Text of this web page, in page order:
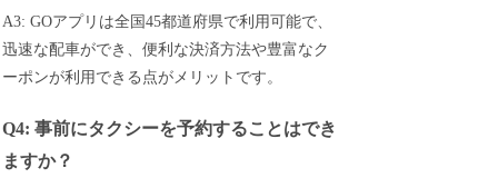
A3: GOアプリは全国45都道府県で利用可能で、
迅速な配車ができ、便利な決済方法や豊富なク
ーポンが利用できる点がメリットです。
Q4: 事前にタクシーを予約することはでき
ますか？